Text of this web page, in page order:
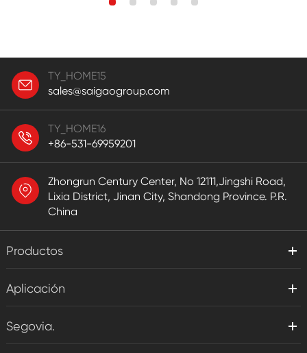
TY_HOME15
sales@saigaogroup.com
TY_HOME16
+86-531-69959201
Zhongrun Century Center, No 12111,Jingshi Road,
Lixia District, Jinan City, Shandong Province. P.R.
China
Productos
Aplicación
Segovia.